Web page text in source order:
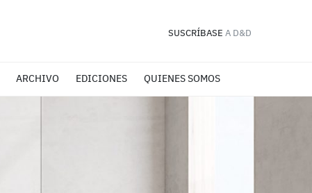
SUSCRÍBASE A D&D
ARCHIVO EDICIONES QUIENES SOMOS